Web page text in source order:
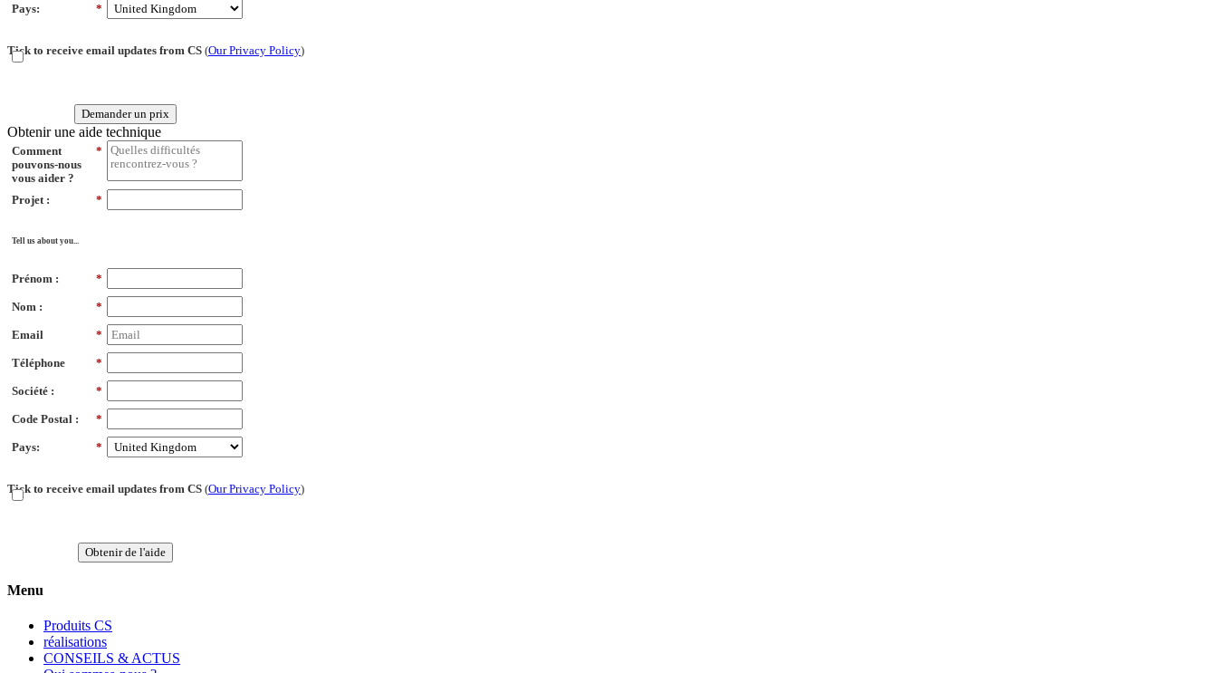
*
Pays:
Tick to receive email updates from CS (Our Privacy Policy)
Demander un prix
Obtenir une aide technique
*
Comment
pouvons-nous
vous aider ?
*
Projet :
Tell us about you...
*
Prénom :
*
Nom :
*
Email
*
Téléphone
*
Société :
*
Code Postal :
*
Pays:
Tick to receive email updates from CS (Our Privacy Policy)
Obtenir de l'aide
Menu
Produits CS
réalisations
CONSEILS & ACTUS